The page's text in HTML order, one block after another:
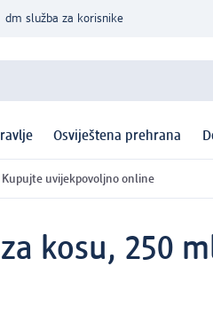
dm služba za korisnike
Osviještena prehrana
Kupujte uvijekpovoljno online
kosu, 250